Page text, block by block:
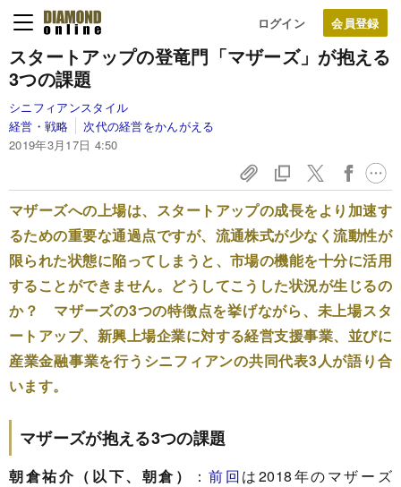
ログイン
スタートアップの登竜門「マザーズ」が抱える
3つの課題
シニフィアンスタイル
経営・戦略
次代の経営をかんがえる
2019年3月17日 4:50
マザーズへの上場は、スタートアップの成長をより加速す
るための重要な通過点ですが、流通株式が少なく流動性が
限られた状態に陥ってしまうと、市場の機能を十分に活用
することができません。どうしてこうした状況が生じるの
か？ マザーズの3つの特徴点を挙げながら、未上場スタ
ートアップ、新興上場企業に対する経営支援事業、並びに
産業金融事業を行うシニフィアンの共同代表3人が語り合
います。
マザーズが抱える3つの課題
朝倉祐介（以下、朝倉） ：前回は2018年のマザーズ